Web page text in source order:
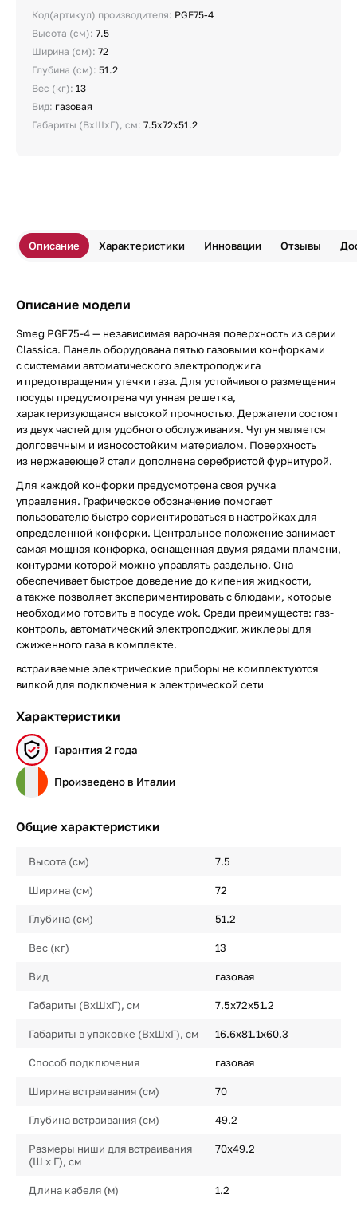
Код(артикул) производителя: PGF75-4
Высота (см): 7.5
Ширина (см): 72
Глубина (см): 51.2
Вес (кг): 13
Вид: газовая
Габариты (ВхШхГ), см: 7.5х72х51.2
Описание Характеристики Инновации Отзывы
Описание модели
Smeg PGF75-4 — независимая варочная поверхность из серии
Classica. Панель оборудована пятью газовыми конфорками
с системами автоматического электроподжига
и предотвращения утечки газа. Для устойчивого размещения
посуды предусмотрена чугунная решетка,
характеризующаяся высокой прочностью. Держатели состоят
из двух частей для удобного обслуживания. Чугун является
долговечным и износостойким материалом. Поверхность
из нержавеющей стали дополнена серебристой фурнитурой.
Для каждой конфорки предусмотрена своя ручка
управления. Графическое обозначение помогает
пользователю быстро сориентироваться в настройках для
определенной конфорки. Центральное положение занимает
самая мощная конфорка, оснащенная двумя рядами пламени,
контурами которой можно управлять раздельно. Она
обеспечивает быстрое доведение до кипения жидкости,
а также позволяет экспериментировать с блюдами, которые
необходимо готовить в посуде wok. Среди преимуществ: газ-
контроль, автоматический электроподжиг, жиклеры для
сжиженного газа в комплекте.
встраиваемые электрические приборы не комплектуются
вилкой для подключения к электрической сети
Характеристики
Гарантия 2 года
Произведено в Италии
Общие характеристики
Высота (см) 7.5
Ширина (см) 72
Глубина (см) 51.2
Вес (кг) 13
Вид газовая
Габариты (ВхШхГ), см 7.5х72х51.2
Габариты в упаковке (ВхШхГ), см 16.6х81.1х60.3
Способ подключения газовая
Ширина встраивания (см) 70
Глубина встраивания (см) 49.2
Размеры ниши для встраивания
(Ш х Г), см
70х49.2
Длина кабеля (м) 1.2